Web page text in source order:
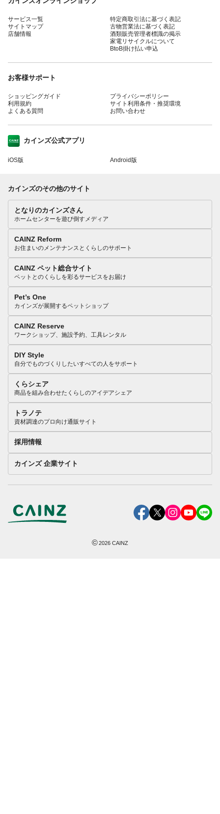
サービス一覧
サイトマップ
店舗情報
特定商取引法に基づく表記
古物営業法に基づく表記
酒類販売管理者標識の掲示
家電リサイクルについて
BtoB掛け払い申込
お客様サポート
ショッピングガイド
利用規約
よくある質問
プライバシーポリシー
サイト利用条件・推奨環境
お問い合わせ
カインズ公式アプリ
iOS版 Android版
カインズのその他のサイト
となりのカインズさん
ホームセンターを遊び倒すメディア
CAINZ Reform
お住まいのメンテナンスとくらしのサポート
CAINZ ペット総合サイト
ペットとのくらしを彩るサービスをお届け
Pet’s One
カインズが展開するペットショップ
CAINZ Reserve
ワークショップ、施設予約、工具レンタル
DIY Style
自分でものづくりしたいすべての人をサポート
くらシェア
商品を組み合わせたくらしのアイデアシェア
トラノテ
資材調達のプロ向け通販サイト
採用情報
カインズ 企業サイト
©2026 CAINZ